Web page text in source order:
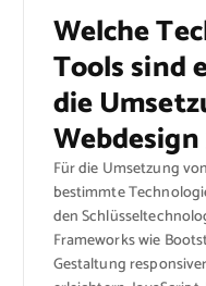
Welche
Tools sind
die
Für die Umsetzung
bestimmte
den
Frameworks wie
Gestaltung